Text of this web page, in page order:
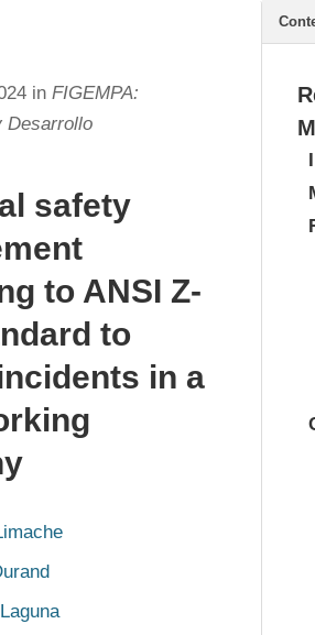
in FIGEMPA:
Desarrollo
safety
to ANSI Z-
to
in a